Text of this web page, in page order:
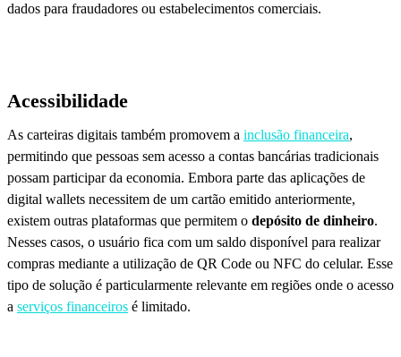
dados para fraudadores ou estabelecimentos comerciais.
Acessibilidade
As carteiras digitais também promovem a inclusão financeira,
permitindo que pessoas sem acesso a contas bancárias tradicionais
possam participar da economia. Embora parte das aplicações de
digital wallets necessitem de um cartão emitido anteriormente,
existem outras plataformas que permitem o depósito de dinheiro.
Nesses casos, o usuário fica com um saldo disponível para realizar
compras mediante a utilização de QR Code ou NFC do celular. Esse
tipo de solução é particularmente relevante em regiões onde o acesso
a serviços financeiros é limitado.